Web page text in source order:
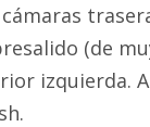
(de
izquierda.